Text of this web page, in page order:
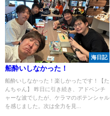
海日記
船酔いしなかった！
船酔いしなかった！楽しかったです！【た
んちゃん】 昨日に引き続き、アドベンチ
ャーな波でしたが、ケラマのポテンシャル
を感じました。次は全力を見...